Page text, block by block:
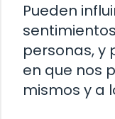
Pueden
personas, y
en que nos
mismos y a